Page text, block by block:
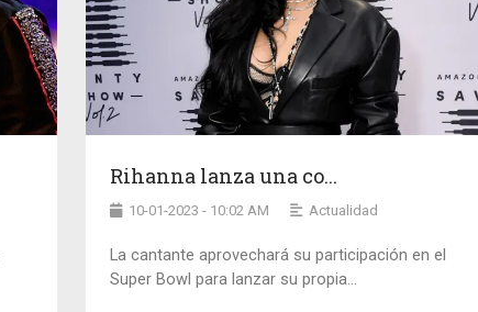
Rihanna lanza una co...
10-01-2023 - 10:02 AM Actualidad
La cantante aprovechará su participación en el
Super Bowl para lanzar su propia...